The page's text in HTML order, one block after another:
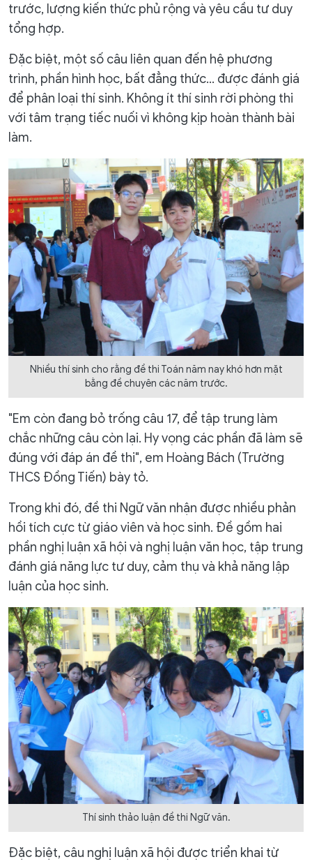
trước, lượng kiến thức phủ rộng và yêu cầu tư duy
tổng hợp.
Đặc biệt, một số câu liên quan đến hệ phương
trình, phần hình học, bất đẳng thức... được đánh giá
để phân loại thí sinh. Không ít thí sinh rời phòng thi
với tâm trạng tiếc nuối vì không kịp hoàn thành bài
làm.
Nhiều thí sinh cho rằng đề thi Toán năm nay khó hơn mặt
bằng đề chuyên các năm trước.
"Em còn đang bỏ trống câu 17, để tập trung làm
chắc những câu còn lại. Hy vọng các phần đã làm sẽ
đúng với đáp án đề thi", em Hoàng Bách (Trường
THCS Đồng Tiến) bày tỏ.
Trong khi đó, đề thi Ngữ văn nhận được nhiều phản
hồi tích cực từ giáo viên và học sinh. Đề gồm hai
phần nghị luận xã hội và nghị luận văn học, tập trung
đánh giá năng lực tư duy, cảm thụ và khả năng lập
luận của học sinh.
Thí sinh thảo luận đề thi Ngữ văn.
Đặc biệt, câu nghị luận xã hội được triển khai từ